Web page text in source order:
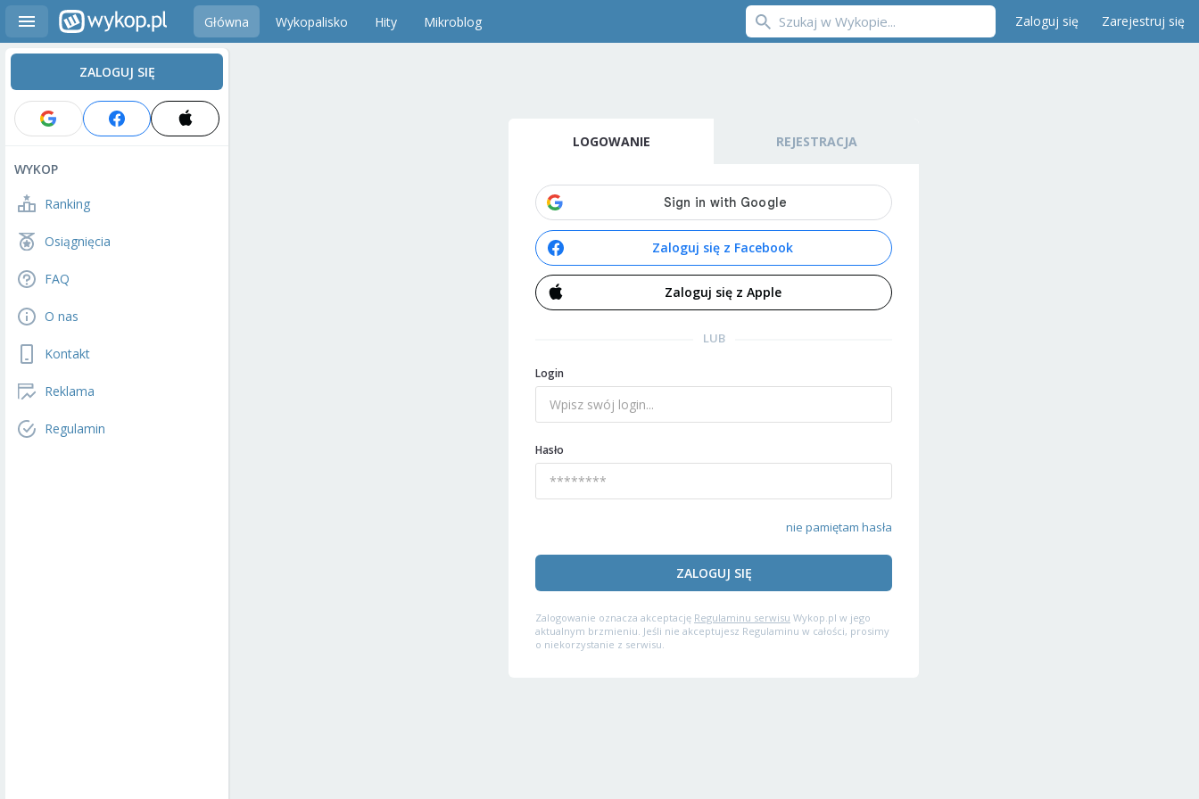
Główna Wykopalisko Hity Mikroblog Zaloguj się Zarejestruj się
ZALOGUJ SIĘ
WYKOP
Ranking
Osiągnięcia
FAQ
O nas
Kontakt
Reklama
Regulamin
LOGOWANIE REJESTRACJA
Zaloguj się z Facebook
Zaloguj się z Apple
LUB
Login
Hasło
nie pamiętam hasła
ZALOGUJ SIĘ
Zalogowanie oznacza akceptację Regulaminu serwisu Wykop.pl w jego
aktualnym brzmieniu. Jeśli nie akceptujesz Regulaminu w całości, prosimy
o niekorzystanie z serwisu.